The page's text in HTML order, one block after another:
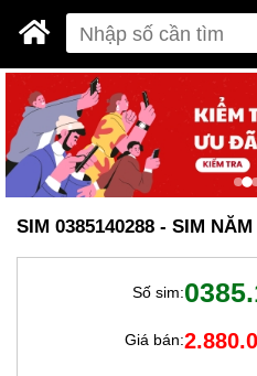
SIM 0385140288 - SIM
Số sim:
Giá bán: